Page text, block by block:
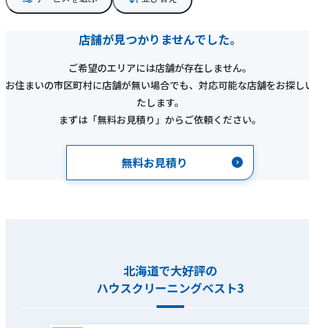
店舗が見つかりませんでした。
ご希望のエリアには店舗が存在しません。
お住まいの市区町村に店舗が無い場合でも、対応可能な店舗をお探し
たします。
まずは「無料お見積り」からご依頼ください。
無料お見積り
北海道で大好評の
ハウスクリーニングベスト3